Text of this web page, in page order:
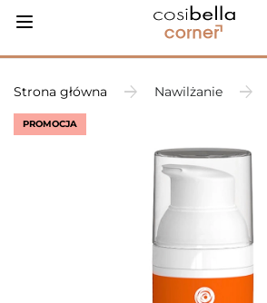
Strona główna Nawilżanie
PROMOCJA